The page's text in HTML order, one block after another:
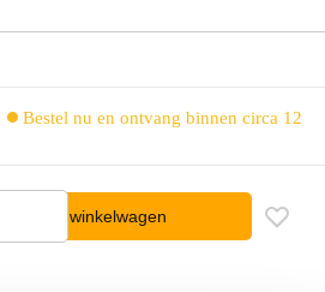
Bestel nu en ontvang binnen circa 12
In winkelwagen